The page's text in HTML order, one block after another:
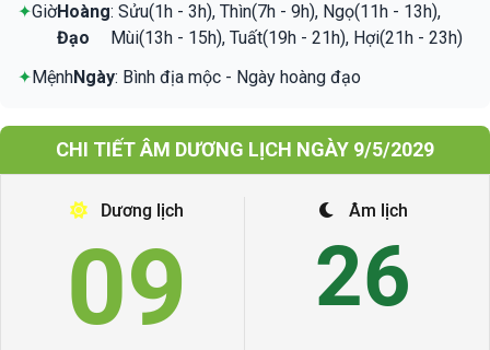
✦GiờHoàng
Đạo
: Sửu(1h - 3h), Thìn(7h - 9h), Ngọ(11h - 13h),
Mùi(13h - 15h), Tuất(19h - 21h), Hợi(21h - 23h)
✦MệnhNgày: Bình địa mộc - Ngày hoàng đạo
CHI TIẾT ÂM DƯƠNG LỊCH NGÀY 9/5/2029
Dương lịch
09
Âm lịch
26